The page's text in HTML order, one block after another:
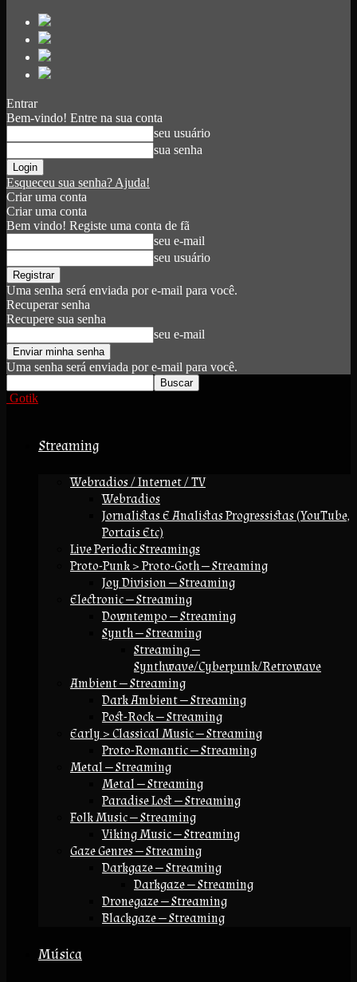
Entrar
Bem-vindo! Entre na sua conta
seu usuário
sua senha
Esqueceu sua senha? Ajuda!
Criar uma conta
Criar uma conta
Bem vindo! Registe uma conta de fã
seu e-mail
seu usuário
Uma senha será enviada por e-mail para você.
Recuperar senha
Recupere sua senha
seu e-mail
Uma senha será enviada por e-mail para você.
Gotik
Streaming
Webradios / Internet / TV
Webradios
Jornalistas E Analistas Progressistas (YouTube,
Portais Etc)
Live Periodic Streamings
Proto-Punk > Proto-Goth — Streaming
Joy Division — Streaming
Electronic — Streaming
Downtempo — Streaming
Synth — Streaming
Streaming —
Synthwave/Cyberpunk/Retrowave
Ambient — Streaming
Dark Ambient — Streaming
Post-Rock — Streaming
Early > Classical Music — Streaming
Proto-Romantic — Streaming
Metal — Streaming
Metal — Streaming
Paradise Lost — Streaming
Folk Music — Streaming
Viking Music — Streaming
Gaze Genres — Streaming
Darkgaze — Streaming
Darkgaze — Streaming
Dronegaze — Streaming
Blackgaze — Streaming
Música